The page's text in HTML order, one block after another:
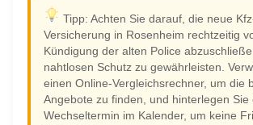
Tipp: Achten Sie darauf, die neue
Versicherung in Rosenheim rechtzeitig
Kündigung der alten Police
nahtlosen Schutz zu gewährleisten.
einen Online-Vergleichsrechner, um die
Angebote zu finden, und hinterlegen Sie
Wechseltermin im Kalender, um keine